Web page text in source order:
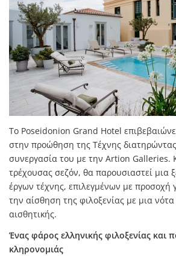
Το Poseidonion Grand Hotel
στην προώθηση της Τέχνης
συνεργασία του με την Artion Galleries.
τρέχουσας σεζόν, θα παρουσιαστεί μια
έργων τέχνης, επιλεγμένων με προσοχή
την αίσθηση της φιλοξενίας με μια
αισθητικής.
Ένας φάρος ελληνικής φιλοξενίας και
κληρονομιάς